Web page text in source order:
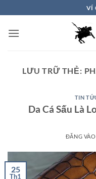
qua
nội
VÍ
LƯU TRỮ THẺ:
TIN
Da Cá Sấu Là
ĐĂNG VÀO
25
Th1